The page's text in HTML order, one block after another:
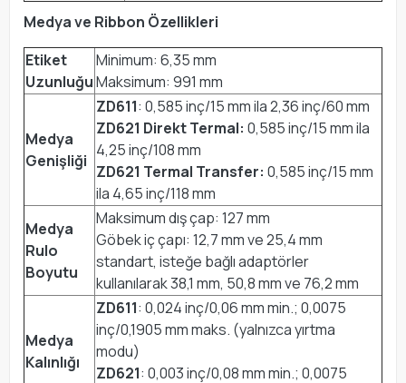
Medya ve Ribbon Özellikleri
Etiket
Uzunluğu
Minimum: 6,35 mm
Maksimum: 991 mm
Medya
Genişliği
ZD611: 0,585 inç/15 mm ila 2,36 inç/60 mm
ZD621 Direkt Termal: 0,585 inç/15 mm ila
4,25 inç/108 mm
ZD621 Termal Transfer: 0,585 inç/15 mm
ila 4,65 inç/118 mm
Medya
Rulo
Boyutu
Maksimum dış çap: 127 mm
Göbek iç çapı: 12,7 mm ve 25,4 mm
standart, isteğe bağlı adaptörler
kullanılarak 38,1 mm, 50,8 mm ve 76,2 mm
Medya
Kalınlığı
ZD611: 0,024 inç/0,06 mm min.; 0,0075
inç/0,1905 mm maks. (yalnızca yırtma
modu)
ZD621: 0,003 inç/0,08 mm min.; 0,0075